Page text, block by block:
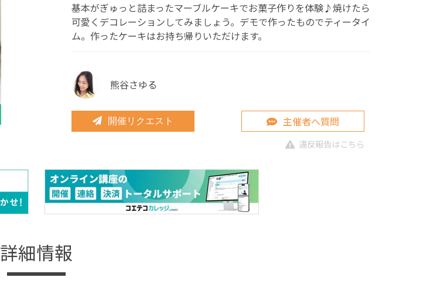
基本がぎゅっと詰まったマーブルケーキでお菓子作りを体験♪焼けたら
可愛くデコレーションしてみましょう。デモで作ったものでティータイ
ム。作ったケーキはお持ち帰りいただけます。
熊谷さゆる
開催リクエスト 主催者へ質問
違反報告はこちら
詳細情報